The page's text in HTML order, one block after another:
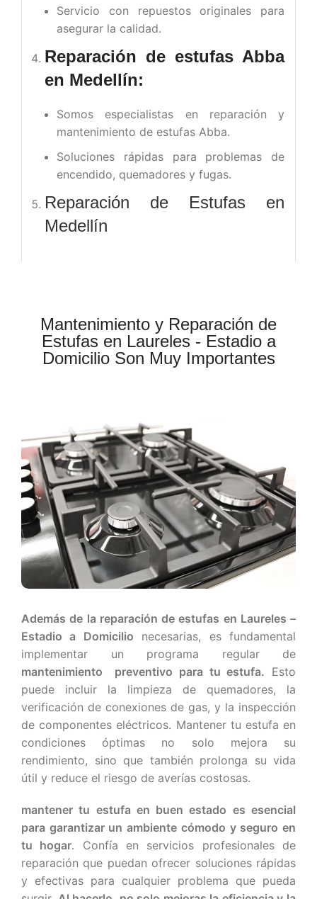
Servicio con repuestos originales para
asegurar la calidad.
Reparación de estufas Abba
en Medellín:
Somos especialistas en reparación y
mantenimiento de estufas Abba.
Soluciones rápidas para problemas de
encendido, quemadores y fugas.
Reparación de Estufas en
Medellín
Mantenimiento y Reparación de
Estufas en Laureles - Estadio a
Domicilio Son Muy Importantes
Además de la reparación de estufas en Laureles –
Estadio a Domicilio necesarias, es fundamental
implementar un programa regular de
mantenimiento preventivo para tu estufa. Esto
puede incluir la limpieza de quemadores, la
verificación de conexiones de gas, y la inspección
de componentes eléctricos. Mantener tu estufa en
condiciones óptimas no solo mejora su
rendimiento, sino que también prolonga su vida
útil y reduce el riesgo de averías costosas.
mantener tu estufa en buen estado es esencial
para garantizar un ambiente cómodo y seguro en
tu hogar. Confía en servicios profesionales de
reparación que puedan ofrecer soluciones rápidas
y efectivas para cualquier problema que pueda